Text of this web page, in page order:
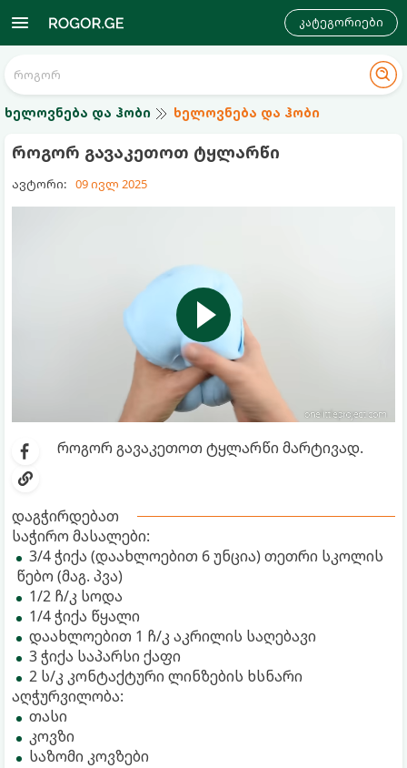
კატეგორიები
ხელოვნება და ჰობი ხელოვნება და ჰობი
როგორ გავაკეთოთ ტყლარწი
ავტორი: 09 ივლ 2025
როგორ გავაკეთოთ ტყლარწი მარტივად.
დაგჭირდებათ
საჭირო მასალები:
3/4 ჭიქა (დაახლოებით 6 უნცია) თეთრი სკოლის
წებო (მაგ. პვა)
1/2 ჩ/კ სოდა
1/4 ჭიქა წყალი
დაახლოებით 1 ჩ/კ აკრილის საღებავი
3 ჭიქა საპარსი ქაფი
2 ს/კ კონტაქტური ლინზების ხსნარი
აღჭურვილობა:
თასი
კოვზი
საზომი კოვზები